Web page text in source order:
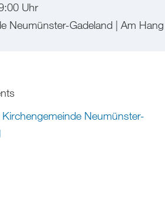
Uhr
Neumünster-Gadeland | Am
Neumünster-